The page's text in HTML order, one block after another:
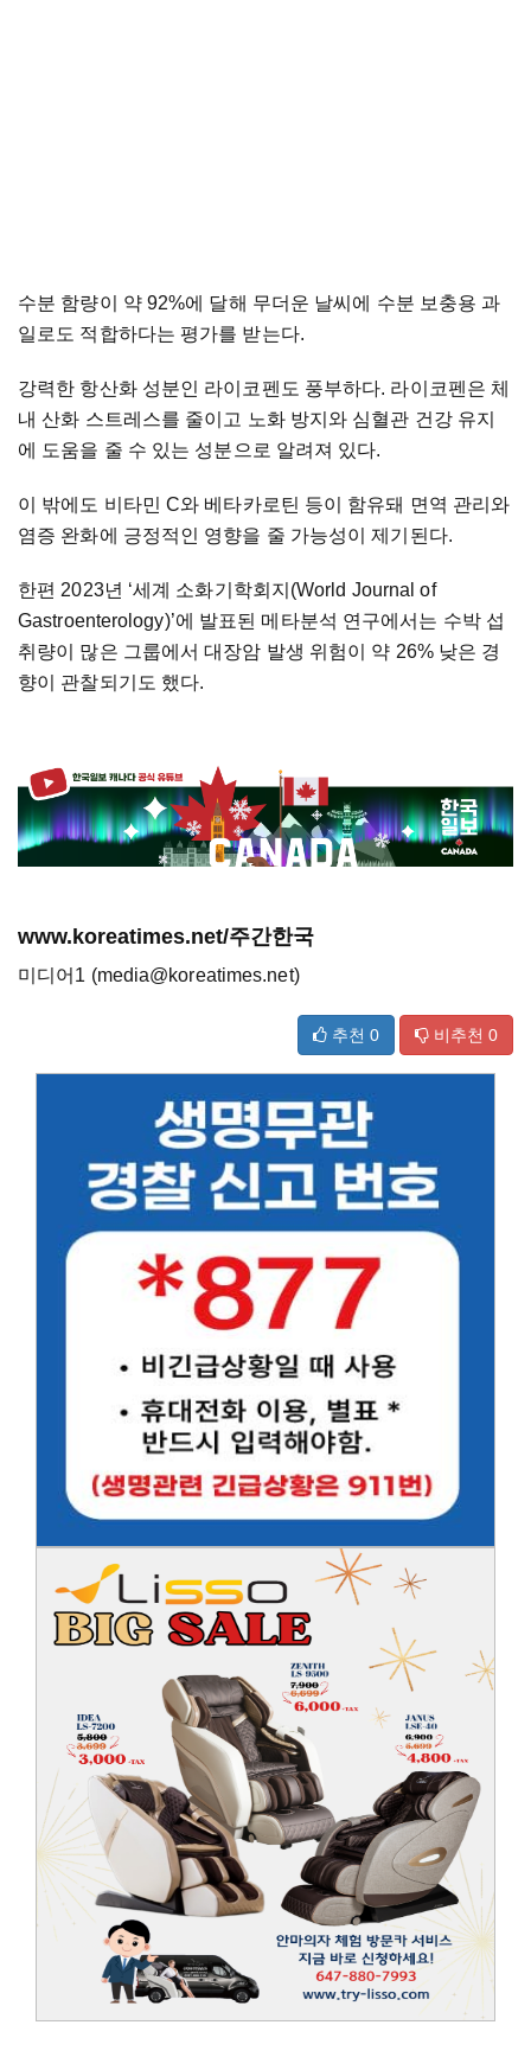
수분 함량이 약 92%에 달해 무더운 날씨에 수분 보충용 과
일로도 적합하다는 평가를 받는다.
강력한 항산화 성분인 라이코펜도 풍부하다. 라이코펜은 체
내 산화 스트레스를 줄이고 노화 방지와 심혈관 건강 유지
에 도움을 줄 수 있는 성분으로 알려져 있다.
이 밖에도 비타민 C와 베타카로틴 등이 함유돼 면역 관리와
염증 완화에 긍정적인 영향을 줄 가능성이 제기된다.
한편 2023년 ‘세계 소화기학회지(World Journal of
Gastroenterology)’에 발표된 메타분석 연구에서는 수박 섭
취량이 많은 그룹에서 대장암 발생 위험이 약 26% 낮은 경
향이 관찰되기도 했다.
www.koreatimes.net/주간한국
미디어1 (media@koreatimes.net)
추천 0 비추천 0